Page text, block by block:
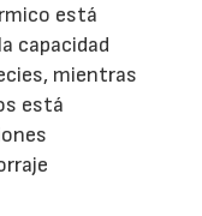
está
capacidad
mientras
está